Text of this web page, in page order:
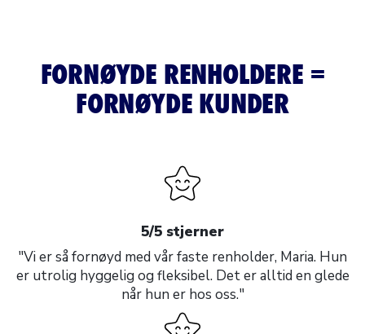
FORNØYDE RENHOLDERE =
FORNØYDE KUNDER
5/5 stjerner
"Vi er så fornøyd med vår faste renholder, Maria. Hun
er utrolig hyggelig og fleksibel. Det er alltid en glede
når hun er hos oss."